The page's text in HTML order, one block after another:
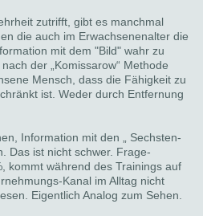
zutrifft, gibt es manchmal
die auch im Erwachsenenalter die
mit dem "Bild" wahr zu
der „Komissarow“ Methode
Mensch, dass die Fähigkeit zu
ist. Weder durch Entfernung
Information mit den „ Sechsten-
Das ist nicht schwer. Frage-
kommt während des Trainings auf
Kanal im Alltag nicht
Eigentlich Analog zum Sehen.